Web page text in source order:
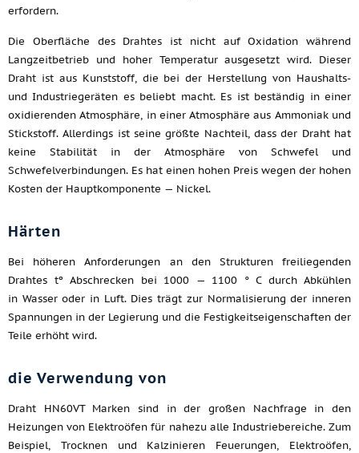
erfordern.
Die Oberfläche des Drahtes ist nicht auf Oxidation während
Langzeitbetrieb und hoher Temperatur ausgesetzt wird. Dieser
Draht ist aus Kunststoff, die bei der Herstellung von Haushalts-
und Industriegeräten es beliebt macht. Es ist beständig in einer
oxidierenden Atmosphäre, in einer Atmosphäre aus Ammoniak und
Stickstoff. Allerdings ist seine größte Nachteil, dass der Draht hat
keine Stabilität in der Atmosphäre von Schwefel und
Schwefelverbindungen. Es hat einen hohen Preis wegen der hohen
Kosten der Hauptkomponente — Nickel.
Härten
Bei höheren Anforderungen an den Strukturen freiliegenden
Drahtes tº Abschrecken bei 1000 — 1100 ° C durch Abkühlen
in Wasser oder in Luft. Dies trägt zur Normalisierung der inneren
Spannungen in der Legierung und die Festigkeitseigenschaften der
Teile erhöht wird.
die Verwendung von
Draht HN60VT Marken sind in der großen Nachfrage in den
Heizungen von Elektroöfen für nahezu alle Industriebereiche. Zum
Beispiel, Trocknen und Kalzinieren Feuerungen, Elektroöfen,